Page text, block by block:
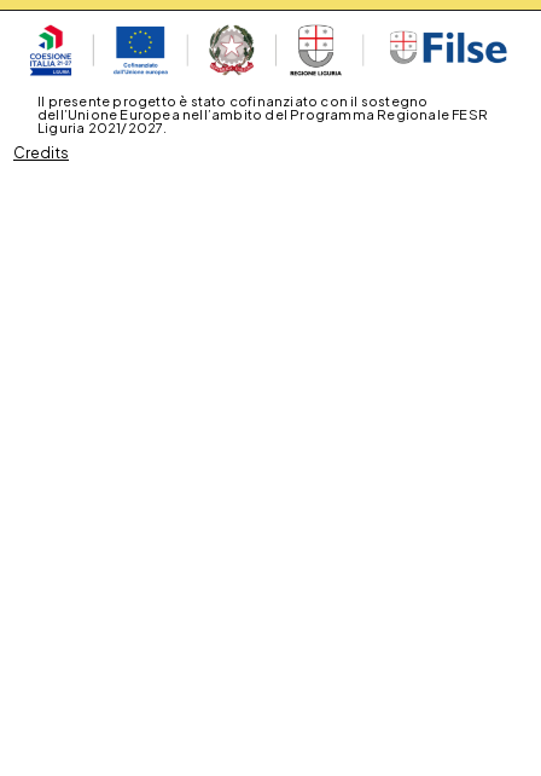
Il presente progetto è stato cofinanziato con il sostegno
dell’Unione Europea nell’ambito del Programma Regionale FESR
Liguria 2021/2027.
Credits